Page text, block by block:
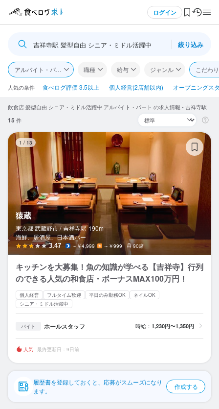
ログイン
ログイン・無料会員登録
食べログ求人TOP
求人検索
閲覧履歴
気になる求人
検索履歴・保存した条件
応募履歴
WEB履歴書
スカウト・メルマガ受信設定
ヘルプ・お問い合わせフォーム
掲載をご検討の店舗様へ
食べログ求人PRESS
プライバシーポリシー
利用規約
企業情報
吉祥寺駅 髪型自由 シニア・ミドル活躍中 絞り込み
アルバイト・パート 職種 給与 ジャンル こだわ
人気の条件 食べログ評価 3.5以上 個人経営(2店舗以内) オープニングス
飲食店 髪型自由 シニア・ミドル活躍中 アルバイト・パート の求人情報 - 吉祥寺駅
15 件
1 / 13
猿蔵
東京都 武蔵野市 / 吉祥寺駅 190m
海鮮、居酒屋、日本酒バー
3.47 ～￥4,999 ～￥999 90席
キッチンを大募集！魚の知識が学べる【吉祥寺】行列
のできる人気の和食店・ボーナスMAX100万円！
個人経営 フルタイム歓迎 平日のみ勤務OK
ネイルOK
シニア・ミドル活躍中
バイト ホールスタッフ 時給： 1,230円〜1,350円
人気 最終更新日：9日前
履歴書を登録しておくと、応募がスムーズになり
ます。
作成する